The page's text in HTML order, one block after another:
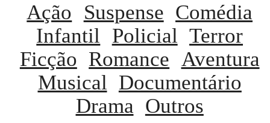
Ação Suspense Comédia
Infantil
Policial Terror
Ficção Romance Aventura
Musical
Documentário
Drama Outros